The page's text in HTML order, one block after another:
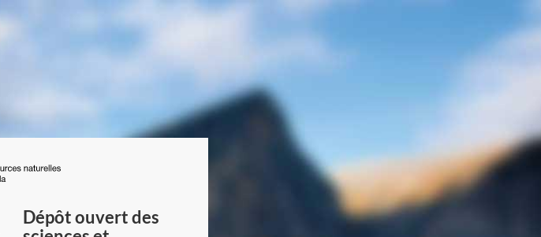
du
Dépôt ouvert des